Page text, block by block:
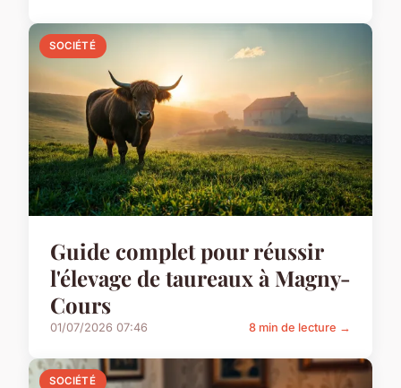
SOCIÉTÉ
Guide complet pour réussir
l'élevage de taureaux à Magny-
Cours
01/07/2026 07:46 8 min de lecture →
SOCIÉTÉ